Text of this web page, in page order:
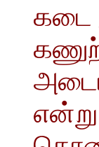
கடை